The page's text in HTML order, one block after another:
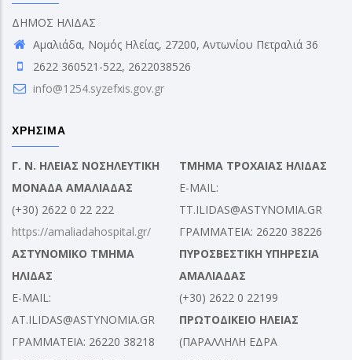
ΔΗΜΟΣ ΗΛΙΔΑΣ
Αμαλιάδα, Νομός Ηλείας, 27200, Αντωνίου Πετραλιά 36
2622 360521-522, 2622038526
info@1254.syzefxis.gov.gr
ΧΡΗΣΙΜΑ
Γ. Ν. ΗΛΕΙΑΣ ΝΟΣΗΛΕΥΤΙΚΗ
ΜΟΝΑΔΑ ΑΜΑΛΙΑΔΑΣ
(+30) 2622 0 22 222
https://amaliadahospital.gr/
ΑΣΤΥΝΟΜΙΚΟ ΤΜΗΜΑ
ΗΛΙΔΑΣ
E-MAIL:
AT.ILIDAS@ASTYNOMIA.GR
ΓΡΑΜΜΑΤΕΙΑ: 26220 38218
ΤΜΗΜΑ ΤΡΟΧΑΙΑΣ ΗΛΙΔΑΣ
E-MAIL:
TT.ILIDAS@ASTYNOMIA.GR
ΓΡΑΜΜΑΤΕΙΑ: 26220 38226
ΠΥΡΟΣΒΕΣΤΙΚΗ ΥΠΗΡΕΣΙΑ
ΑΜΑΛΙΑΔΑΣ
(+30) 2622 0 22199
ΠΡΩΤΟΔΙΚΕΙΟ ΗΛΕΙΑΣ
(ΠΑΡΑΛΛΗΛΗ ΕΔΡΑ